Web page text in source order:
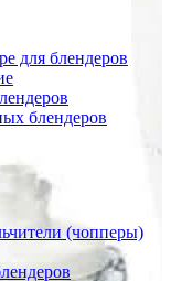
для блендеров
блендеров
(чопперы)